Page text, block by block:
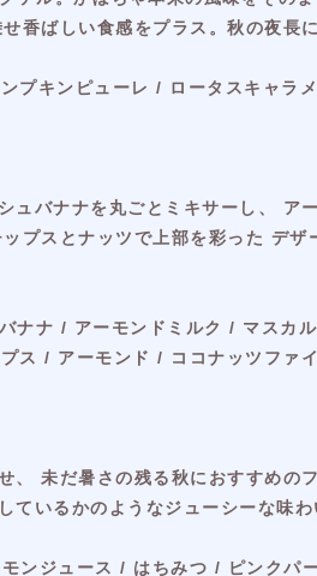
香ばしい食感をプラス。秋の夜長
プキンピューレ / ロータスキャラ
バナナを丸ごとミキサーし、 ア
プスとナッツで上部を彩った デ
ナナ / アーモンドミルク / マスカ
ス / アーモンド / ココナッツファ
未だ暑さの残る秋におすすめの
いるかのようなジューシーな味わ
ンジュース / はちみつ / ピンクパ